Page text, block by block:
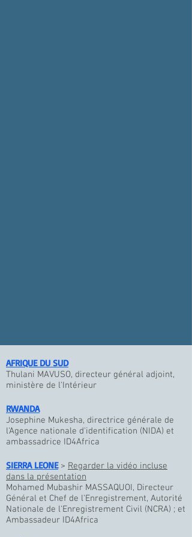
AFRIQUE DU SUD
Thulani MAVUSO, directeur général adjoint,
ministère de l'Intérieur
RWANDA
Josephine Mukesha, directrice générale de
l'Agence nationale d'identification (NIDA) et
ambassadrice ID4Africa
SIERRA LEONE> Regarder la vidéo incluse
dans la présentation
Mohamed Mubashir MASSAQUOI, Directeur
Général et Chef de l'Enregistrement, Autorité
Nationale de l'Enregistrement Civil (NCRA) ; et
Ambassadeur ID4Africa